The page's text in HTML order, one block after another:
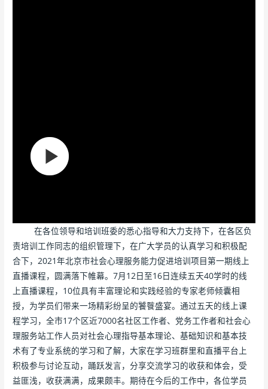
在各位领导和培训班委的悉心指导和大力支持下，在各区负
责培训工作同志的组织管理下，在广大学员的认真学习和积极配
合下，2021年北京市社会心理服务能力促进培训项目第一期线上
直播课程，圆满落下帷幕。7月12日至16日连续五天40学时的线
上直播课程，10位具有丰富理论和实践经验的专家老师倾囊相
授，为学员们带来一场精彩纷呈的饕餮盛宴。通过五天的线上课
程学习，全市17个区近7000名社区工作者、党务工作者和社会心
理服务站工作人员对社会心理指导基本理论、基础知识和基本技
术有了专业系统的学习和了解，大家在学习班群里和直播平台上
积极参与讨论互动，踊跃发言，分享交流学习的收获和体会，受
益匪浅，收获满满，成果颇丰。期待在今后的工作中，各位学员